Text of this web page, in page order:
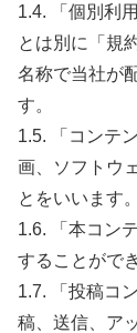
1.4. 「個別利
とは別に「規
名称で当社が
す。
1.5. 「コンテ
画、ソフトウ
とをいいます。
1.6. 「本コン
することがで
1.7. 「投稿コ
稿、送信、ア